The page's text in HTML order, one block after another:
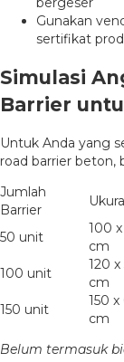
Gunakan
sertifikat
Simulasi
Barrier
Untuk Anda yang
road barrier beton,
Jumlah
Barrier
50 unit
100
cm
100 unit
120
cm
150 unit
150
cm
Belum termasuk